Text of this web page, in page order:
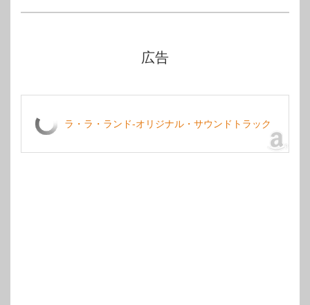
広告
ラ・ラ・ランド-オリジナル・サウンドトラック